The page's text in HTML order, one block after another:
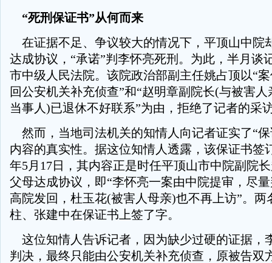
“死刑保证书”从何而来
在证据不足、争议较大的情况下，平顶山中院
达成协议，“承诺”判李怀亮死刑。为此，半月谈
市中级人民法院。该院政治部副主任姚占顶以“
回公安机关补充侦查”和“赵明章副院长(与被害
当事人)已退休不好联系”为由，拒绝了记者的采
然而，当地司法机关的知情人向记者证实了“
内容的真实性。据这位知情人透露，该保证书签
年5月17日，其内容正是时任平顶山市中院副院
父母达成协议，即“李怀亮一案由中院提审，尽
高院发回，杜玉花(被害人母亲)也不再上访”。两
柱、张建中在保证书上签了字。
这位知情人告诉记者，因为缺少过硬的证据，
判决，最终只能由公安机关补充侦查，原被告双